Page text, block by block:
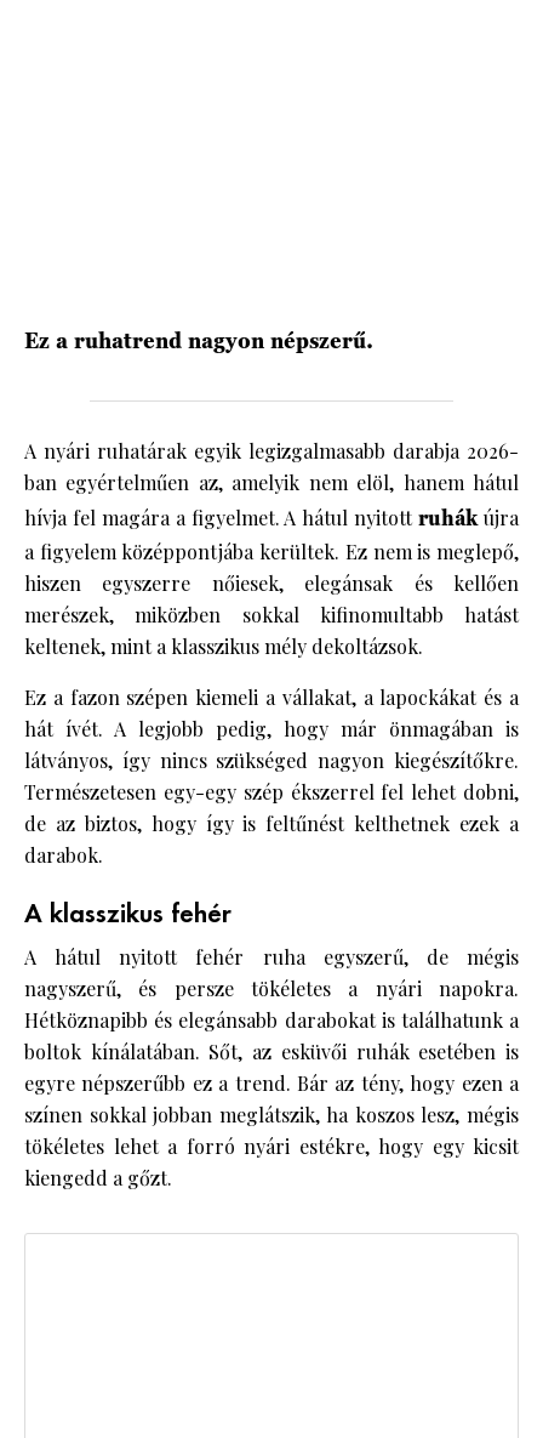
Ez a ruhatrend nagyon népszerű.
A nyári ruhatárak egyik legizgalmasabb darabja 2026-
ban egyértelműen az, amelyik nem elöl, hanem hátul
hívja fel magára a figyelmet. A hátul nyitottruhákújra
a figyelem középpontjába kerültek. Ez nem is meglepő,
hiszen egyszerre nőiesek, elegánsak és kellően
merészek, miközben sokkal kifinomultabb hatást
keltenek, mint a klasszikus mély dekoltázsok.
Ez a fazon szépen kiemeli a vállakat, a lapockákat és a
hát ívét. A legjobb pedig, hogy már önmagában is
látványos, így nincs szükséged nagyon kiegészítőkre.
Természetesen egy-egy szép ékszerrel fel lehet dobni,
de az biztos, hogy így is feltűnést kelthetnek ezek a
darabok.
A klasszikus fehér
A hátul nyitott fehér ruha egyszerű, de mégis
nagyszerű, és persze tökéletes a nyári napokra.
Hétköznapibb és elegánsabb darabokat is találhatunk a
boltok kínálatában. Sőt, az esküvői ruhák esetében is
egyre népszerűbb ez a trend. Bár az tény, hogy ezen a
színen sokkal jobban meglátszik, ha koszos lesz, mégis
tökéletes lehet a forró nyári estékre, hogy egy kicsit
kiengedd a gőzt.